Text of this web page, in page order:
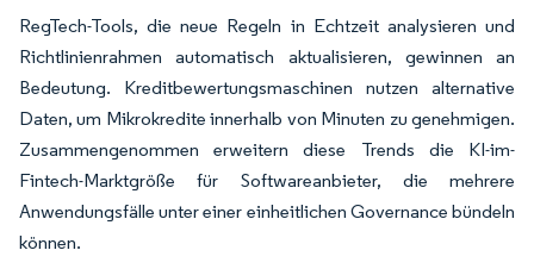
RegTech-Tools, die neue Regeln in Echtzeit analysieren und
Richtlinienrahmen automatisch aktualisieren, gewinnen an
Bedeutung. Kreditbewertungsmaschinen nutzen alternative
Daten, um Mikrokredite innerhalb von Minuten zu genehmigen.
Zusammengenommen erweitern diese Trends die KI-im-
Fintech-Marktgröße für Softwareanbieter, die mehrere
Anwendungsfälle unter einer einheitlichen Governance bündeln
können.